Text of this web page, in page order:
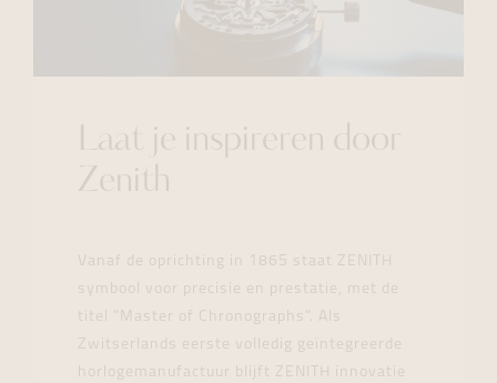
Laat je inspireren door
Zenith
Vanaf de oprichting in 1865 staat ZENITH
symbool voor precisie en prestatie, met de
titel "Master of Chronographs". Als
Zwitserlands eerste volledig geïntegreerde
horlogemanufactuur blijft ZENITH innovatie